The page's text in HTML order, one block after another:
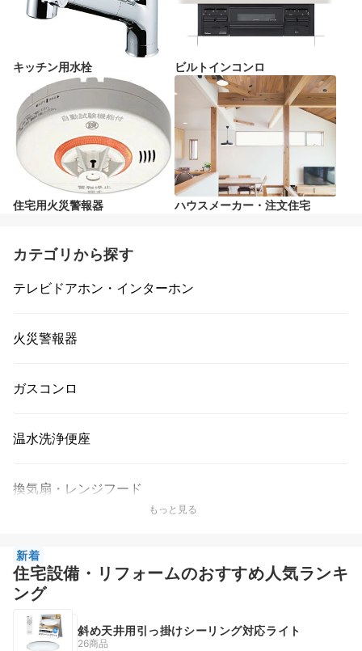
キッチン用水栓 ビルトインコンロ
住宅用火災警報器 ハウスメーカー・注文住宅
カテゴリから探す
テレビドアホン・インターホン
火災警報器
ガスコンロ
温水洗浄便座
換気扇・レンジフード
もっと見る
新着
住宅設備・リフォームのおすすめ人気ランキ
ング
斜め天井用引っ掛けシーリング対応ライト
26商品